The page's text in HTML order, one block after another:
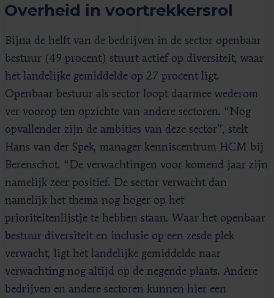
Overheid in voortrekkersrol
Bijna de helft van de bedrijven in de sector openbaar
bestuur (49 procent) stuurt actief op diversiteit, waar
het landelijke gemiddelde op 27 procent ligt.
Openbaar bestuur als sector loopt daarmee wederom
ver voorop ten opzichte van andere sectoren. “Nog
opvallender zijn de ambities van deze sector”, stelt
Hans van der Spek, manager kenniscentrum HCM bij
Berenschot. “De verwachtingen voor komend jaar zijn
namelijk zeer positief. De sector verwacht dan
namelijk het thema nog hoger op het
prioriteitenlijstje te hebben staan. Waar het openbaar
bestuur diversiteit en inclusie op een zesde plek
verwacht, ligt het landelijke gemiddelde naar
verwachting nog altijd op de negende plaats. Andere
bedrijven en andere sectoren kunnen hier een